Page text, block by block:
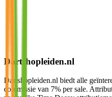
Dartshopleiden.nl
Dartshopleiden.nl biedt alle
commissie van 7% per sale.